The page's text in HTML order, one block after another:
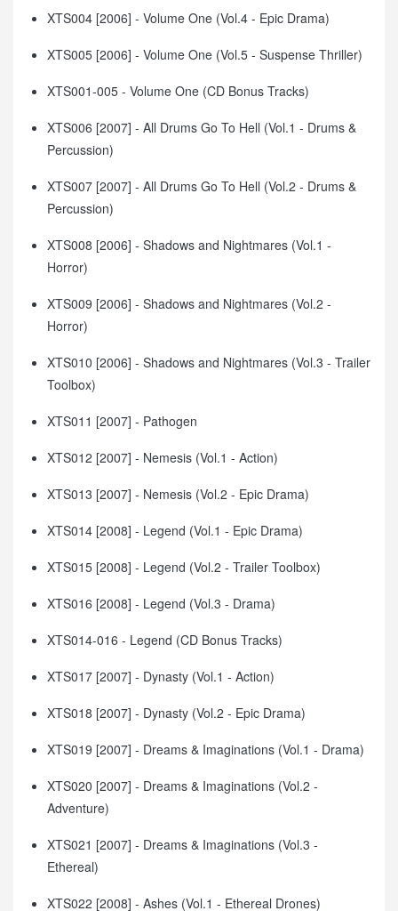
XTS004 [2006] - Volume One (Vol.4 - Epic Drama)
XTS005 [2006] - Volume One (Vol.5 - Suspense Thriller)
XTS001-005 - Volume One (CD Bonus Tracks)
XTS006 [2007] - All Drums Go To Hell (Vol.1 - Drums &
Percussion)
XTS007 [2007] - All Drums Go To Hell (Vol.2 - Drums &
Percussion)
XTS008 [2006] - Shadows and Nightmares (Vol.1 -
Horror)
XTS009 [2006] - Shadows and Nightmares (Vol.2 -
Horror)
XTS010 [2006] - Shadows and Nightmares (Vol.3 - Trailer
Toolbox)
XTS011 [2007] - Pathogen
XTS012 [2007] - Nemesis (Vol.1 - Action)
XTS013 [2007] - Nemesis (Vol.2 - Epic Drama)
XTS014 [2008] - Legend (Vol.1 - Epic Drama)
XTS015 [2008] - Legend (Vol.2 - Trailer Toolbox)
XTS016 [2008] - Legend (Vol.3 - Drama)
XTS014-016 - Legend (CD Bonus Tracks)
XTS017 [2007] - Dynasty (Vol.1 - Action)
XTS018 [2007] - Dynasty (Vol.2 - Epic Drama)
XTS019 [2007] - Dreams & Imaginations (Vol.1 - Drama)
XTS020 [2007] - Dreams & Imaginations (Vol.2 -
Adventure)
XTS021 [2007] - Dreams & Imaginations (Vol.3 -
Ethereal)
XTS022 [2008] - Ashes (Vol.1 - Ethereal Drones)